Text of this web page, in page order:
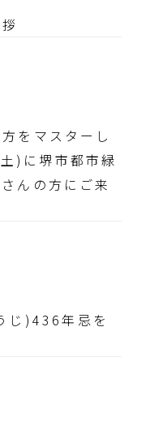
をマスターし
)に堺市都市緑
んの方にご来
じ)436年忌を